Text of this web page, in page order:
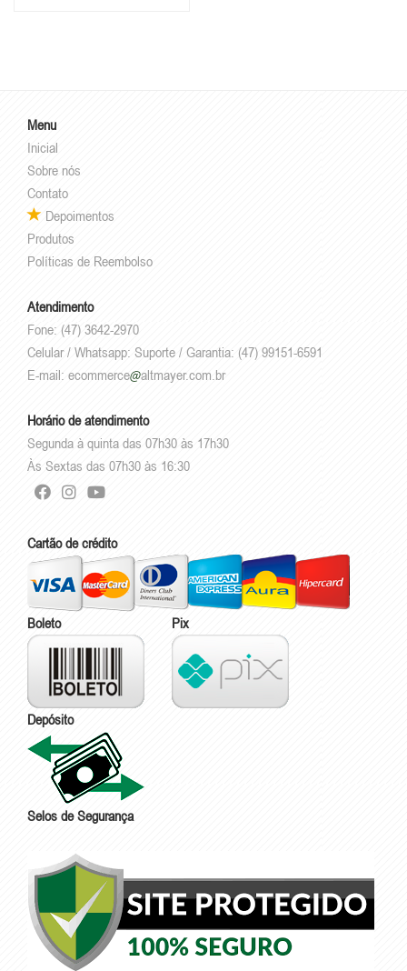
Menu
Inicial
Sobre nós
Contato
Depoimentos
Produtos
Políticas de Reembolso
Atendimento
Fone: (47) 3642-2970
Celular / Whatsapp: Suporte / Garantia: (47) 99151-6591
E-mail: ecommerce altmayer.com.br
Horário de atendimento
Segunda à quinta das 07h30 às 17h30
Às Sextas das 07h30 às 16:30
Cartão de crédito
Boleto Pix
Depósito
Selos de Segurança